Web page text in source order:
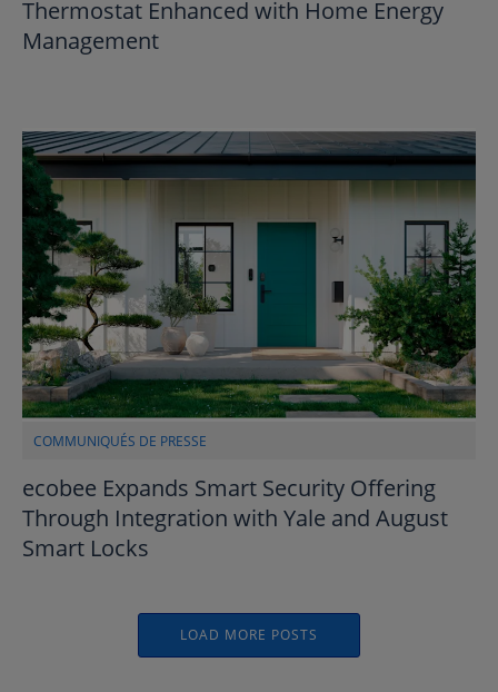
Thermostat Enhanced with Home Energy
Management
COMMUNIQUÉS DE PRESSE
ecobee Expands Smart Security Offering
Through Integration with Yale and August
Smart Locks
LOAD MORE POSTS